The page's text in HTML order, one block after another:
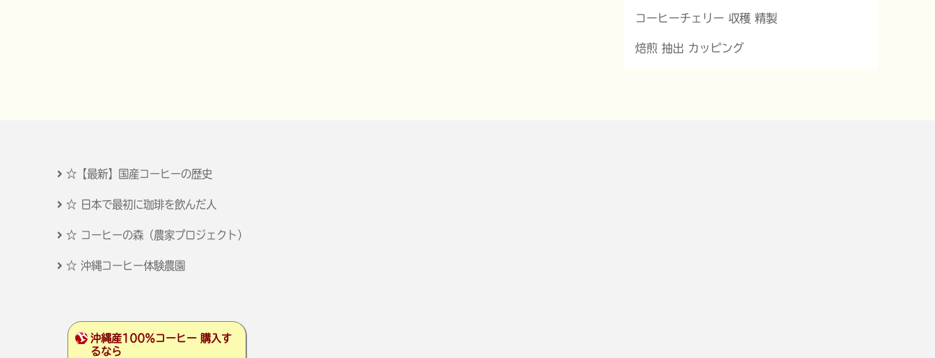
コーヒーチェリー 収穫 精製
焙煎 抽出 カッピング
☆【最新】国産コーヒーの歴史
☆ 日本で最初に珈琲を飲んだ人
☆ コーヒーの森（農家プロジェクト）
☆ 沖縄コーヒー体験農園
沖縄産100％コーヒー 購入す
るなら